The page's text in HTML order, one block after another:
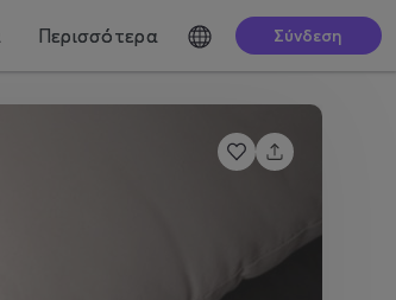
Περισσότερα Σύνδεση